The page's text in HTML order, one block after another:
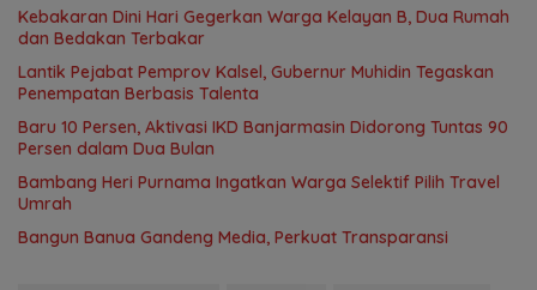
Kebakaran Dini Hari Gegerkan Warga Kelayan B, Dua Rumah
dan Bedakan Terbakar
Lantik Pejabat Pemprov Kalsel, Gubernur Muhidin Tegaskan
Penempatan Berbasis Talenta
Baru 10 Persen, Aktivasi IKD Banjarmasin Didorong Tuntas 90
Persen dalam Dua Bulan
Bambang Heri Purnama Ingatkan Warga Selektif Pilih Travel
Umrah
Bangun Banua Gandeng Media, Perkuat Transparansi